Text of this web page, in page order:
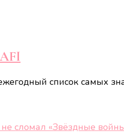
список самых